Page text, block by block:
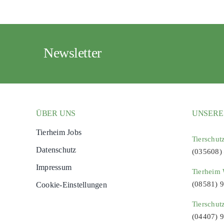
Newsletter
ÜBER UNS
Tierheim Jobs
Datenschutz
Impressum
Cookie-Einstellungen
(035608)
Tierheim
(08581)
(04407)